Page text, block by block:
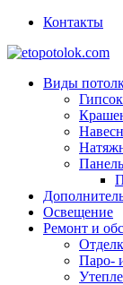
Контакты
Виды
Освещение
Ремонт и
Паро-